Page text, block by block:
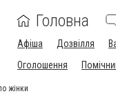
Головна
Афіша Дозвілля
Оголошення
жінки